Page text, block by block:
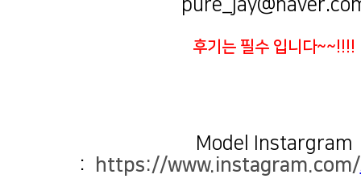
후기는 필수 입니다~~!!!!
: https://www.instagram.com/